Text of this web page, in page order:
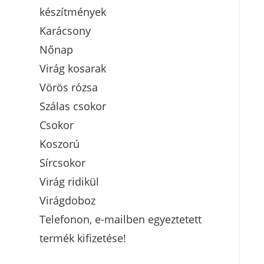
készítmények
Karácsony
Nőnap
Virág kosarak
Vörös rózsa
Szálas csokor
Csokor
Koszorú
Sírcsokor
Virág ridikül
Virágdoboz
Telefonon, e-mailben egyeztetett
termék kifizetése!